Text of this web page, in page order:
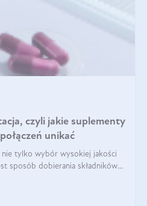
czyli jakie suplementy
unikać
nie tylko wybór wysokiej jakości
sposób dobierania składników